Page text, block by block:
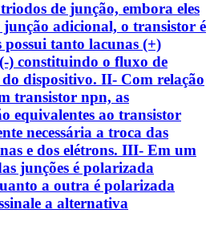
de junção, embora eles
adicional, o transistor é
tanto lacunas (+)
) constituindo o fluxo de
dispositivo. II- Com relação
transistor npn, as
equivalentes ao transistor
necessária a troca das
e dos elétrons. III- Em um
junções é polarizada
a outra é polarizada
a alternativa